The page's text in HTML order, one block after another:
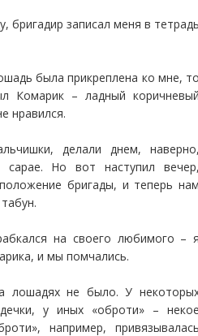
бригадир записал меня в
была прикреплена ко мне,
Комарик – ладный
нравился.
делали днем,
сарае. Но вот наступил
бригады, и теперь
на своего любимого –
и мы помчались.
лошадях не было. У
у иных «оброти» –
например,